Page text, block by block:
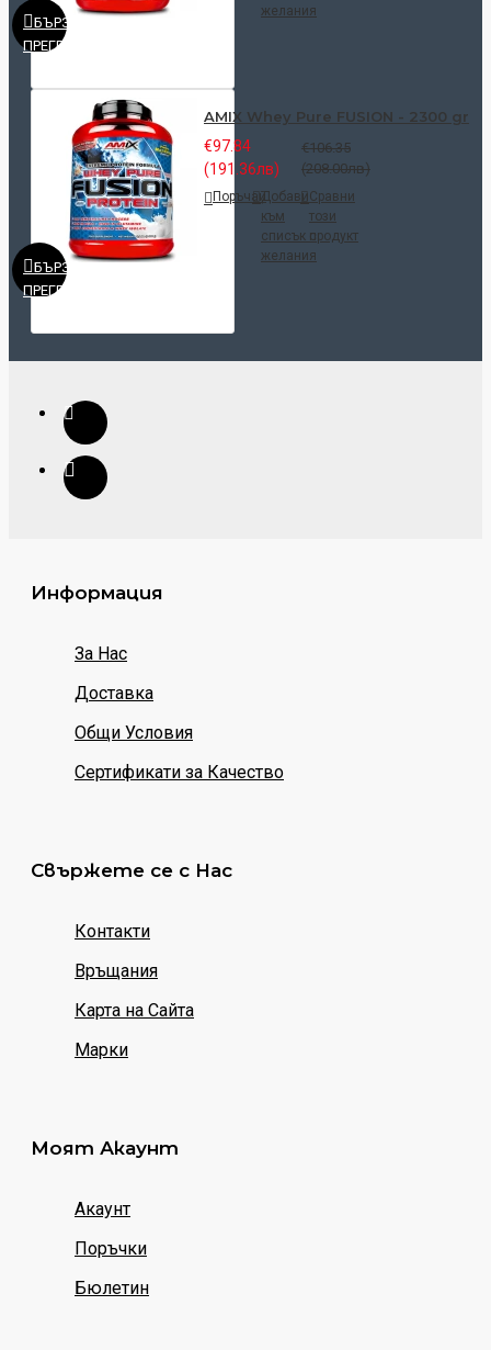
БЪРЗ
ПРЕГЛЕД
желания
БЪРЗ
ПРЕГЛЕД
AMIX Whey Pure FUSION - 2300 gr
€97.84
(191.36лв)
€106.35
(208.00лв)
ПоръчайДобави
към
списък с
желания
Сравни
този
продукт
Информация
За Нас
Доставка
Общи Условия
Сертификати за Качество
Свържете се с Нас
Контакти
Връщания
Карта на Сайта
Марки
Моят Акаунт
Акаунт
Поръчки
Бюлетин